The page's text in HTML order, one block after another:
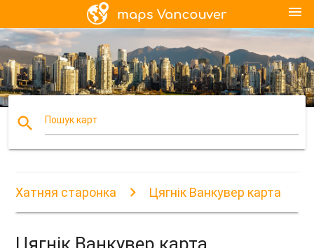
menu
search Пошук карт
Хатняя старонка Цягнік Ванкувер карта
Цягнік Ванкувер карта